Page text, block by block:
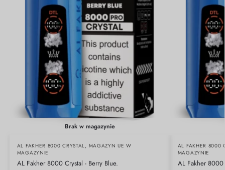
Brak w magazynie
AL FAKHER 8000 CRYSTAL, MAGAZYN UE W
MAGAZYNIE
AL Fakher 8000 Crystal - Berry Blue.
AL FAKHER 8000
MAGAZYNIE
AL Fakher 8000